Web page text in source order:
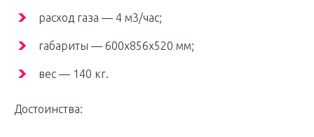
расход газа — 4 м3/час;
габариты — 600x856x520 мм;
вес — 140 кг.
Достоинства: